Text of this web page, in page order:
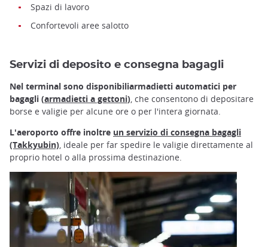
Spazi di lavoro
Confortevoli aree salotto
Servizi di deposito e consegna bagagli
Nel terminal sono disponibiliarmadietti automatici per
bagagli (armadietti a gettoni), che consentono di depositare
borse e valigie per alcune ore o per l'intera giornata.
L'aeroporto offre inoltre un servizio di consegna bagagli
(Takkyubin), ideale per far spedire le valigie direttamente al
proprio hotel o alla prossima destinazione.